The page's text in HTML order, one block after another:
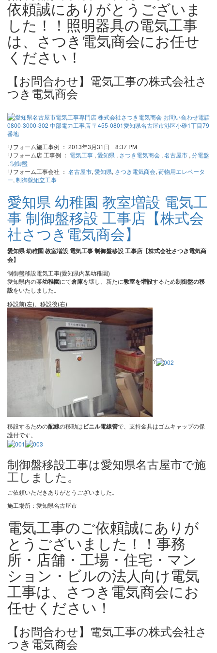
依頼誠にありがとうございま
した！！照明器具の電気工事
は、さつき電気商会にお任せ
ください！
【お問合わせ】電気工事の株式会社さ
つき電気商会
リフォーム施工事例 ： 2013年3月31日 8:37 PM
リフォーム店 工事例 ： 電気工事 , 愛知県 , さつき電気商会 , 名古屋市 , 分電盤
, 制御盤
リフォーム工事会社 ： 名古屋市, 愛知県, さつき電気商会, 荷物用エレベータ
ー, 制御盤組立工事
愛知県 幼稚園 教室増設 電気工
事 制御盤移設 工事店【株式会
社さつき電気商会】
愛知県 幼稚園 教室増設 電気工事 制御盤移設 工事店【株式会社さつき電気商
会】
制御盤移設電気工事(愛知県内某幼稚園)
愛知県内の某幼稚園にて倉庫を壊し、新たに教室を増設するため制御盤の移
設をいたしました。
移設前(左)、移設後(右)
?
移設するための配線の移動はビニル電線管で、支持金具はゴムキャップの保
護付です。
制御盤移設工事は愛知県名古屋市で施
工しました。
ご依頼いただきありがとうございました。
施工場所：愛知県名古屋市
電気工事のご依頼誠にありが
とうございました！！事務
所・店舗・工場・住宅・マン
ション・ビルの法人向け電気
工事は、さつき電気商会にお
任せください！
【お問合わせ】電気工事の株式会社さ
つき電気商会